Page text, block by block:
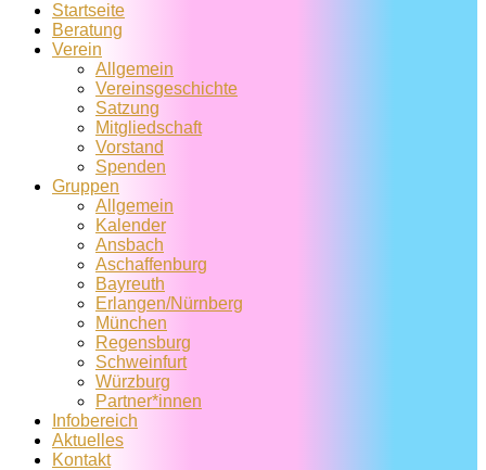
Startseite
Beratung
Verein
Allgemein
Vereins­geschichte
Satzung
Mitglied­schaft
Vorstand
Spenden
Gruppen
Allgemein
Kalender
Ansbach
Aschaffenburg
Bayreuth
Erlangen/Nürnberg
München
Regensburg
Schweinfurt
Würzburg
Partner*innen
Infobereich
Aktuelles
Kontakt